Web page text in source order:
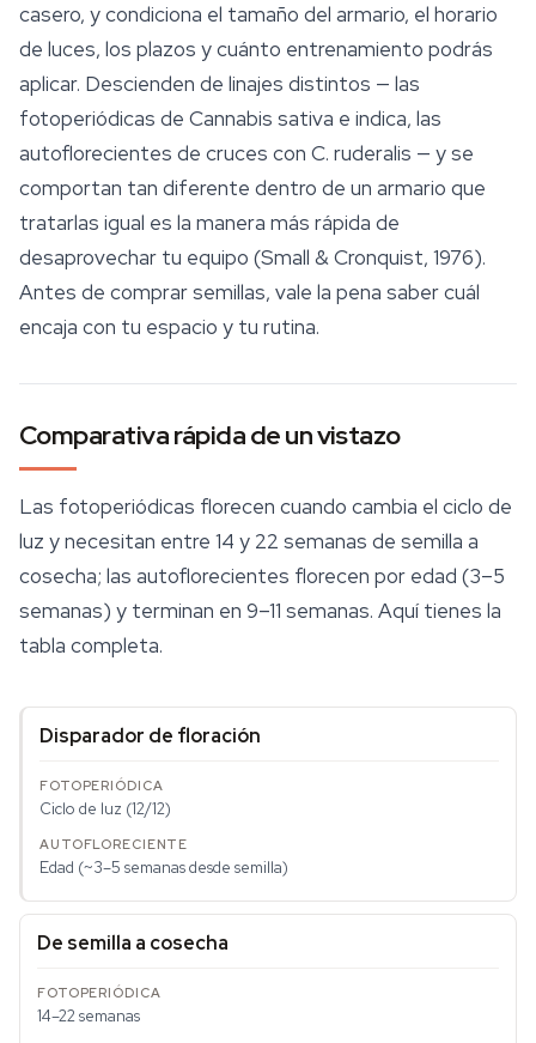
casero, y condiciona el tamaño del armario, el horario
de luces, los plazos y cuánto entrenamiento podrás
aplicar. Descienden de linajes distintos — las
fotoperiódicas de Cannabis sativa e indica, las
autoflorecientes de cruces con C. ruderalis — y se
comportan tan diferente dentro de un armario que
tratarlas igual es la manera más rápida de
desaprovechar tu equipo (Small & Cronquist, 1976).
Antes de comprar semillas, vale la pena saber cuál
encaja con tu espacio y tu rutina.
Comparativa rápida de un vistazo
Las fotoperiódicas florecen cuando cambia el ciclo de
luz y necesitan entre 14 y 22 semanas de semilla a
cosecha; las autoflorecientes florecen por edad (3–5
semanas) y terminan en 9–11 semanas. Aquí tienes la
tabla completa.
Disparador de floración
Ciclo de luz (12/12)
Edad (~3–5 semanas desde semilla)
De semilla a cosecha
14–22 semanas